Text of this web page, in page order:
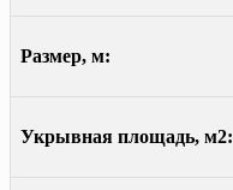
Размер, м:
Укрывная площадь, м2: